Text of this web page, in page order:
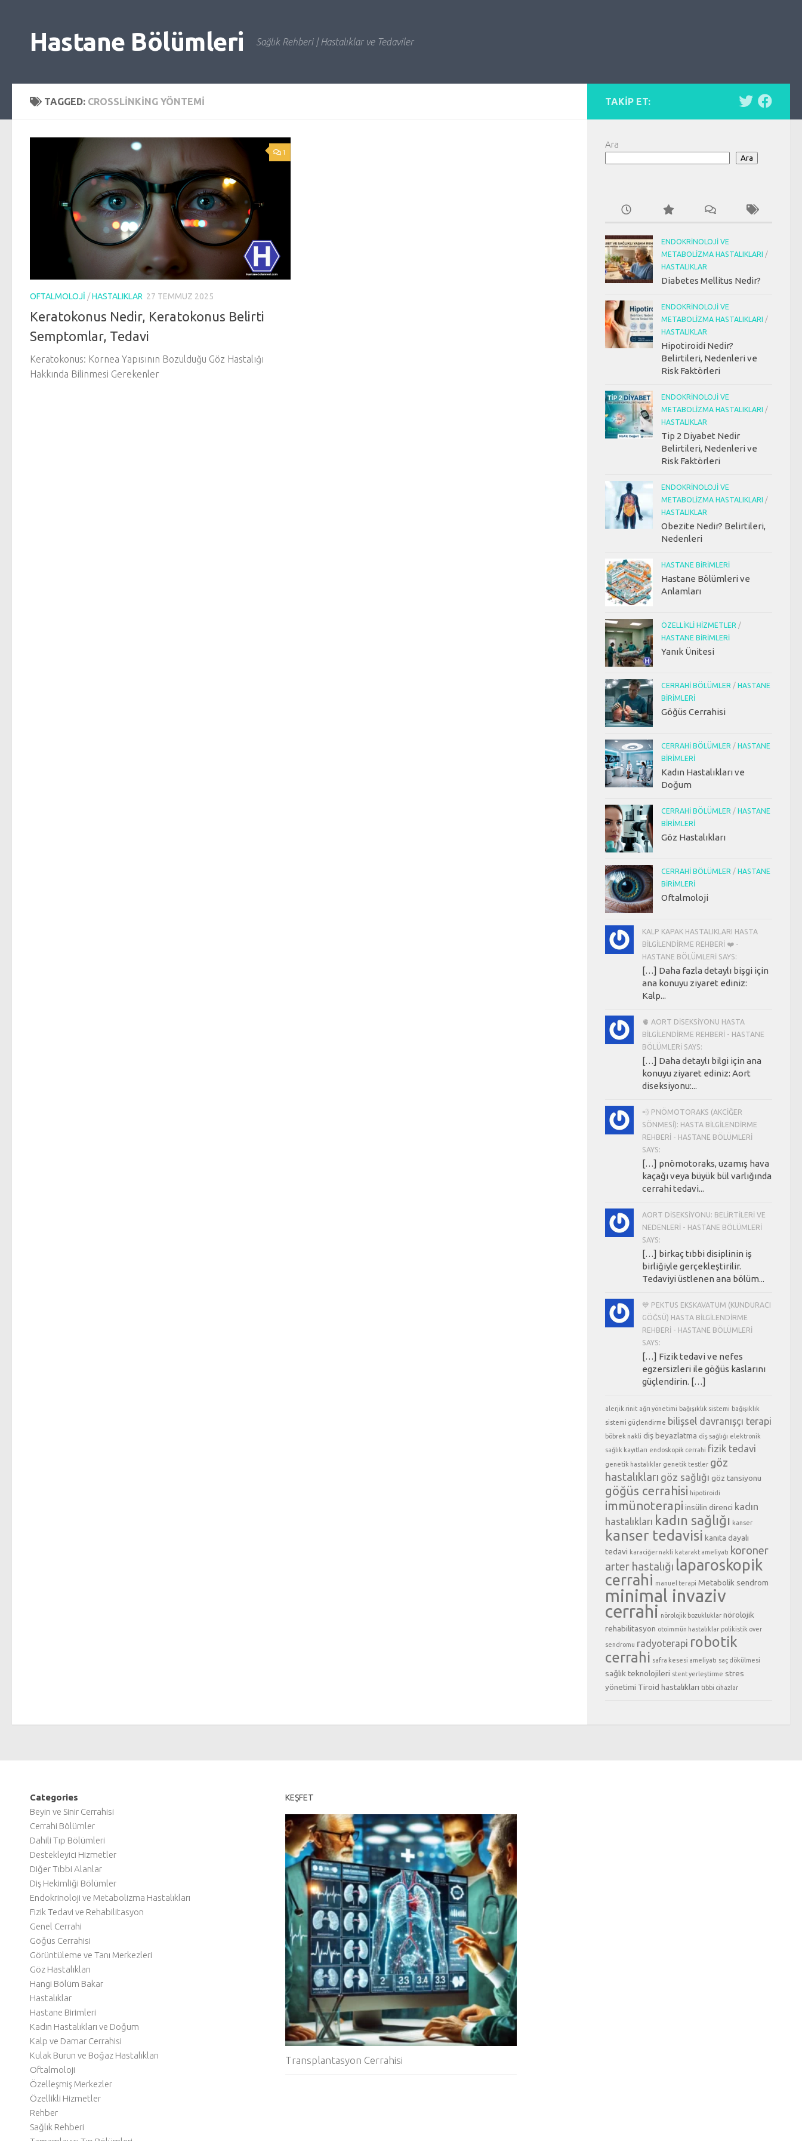
Hastane Bölümleri Sağlık Rehberi | Hastalıklar ve Tedaviler
TAGGED: CROSSLINKING YÖNTEMI
1
OFTALMOLOJI /HASTALIKLAR 27 TEMMUZ 2025
Keratokonus Nedir, Keratokonus Belirti
Semptomlar, Tedavi
Keratokonus: Kornea Yapısının Bozulduğu Göz Hastalığı
Hakkında Bilinmesi Gerekenler
TAKIP ET:
Ara
Ara
ENDOKRINOLOJI VE
METABOLIZMA HASTALIKLARI /
HASTALIKLAR
Diabetes Mellitus Nedir?
ENDOKRINOLOJI VE
METABOLIZMA HASTALIKLARI /
HASTALIKLAR
Hipotiroidi Nedir?
Belirtileri, Nedenleri ve
Risk Faktörleri
ENDOKRINOLOJI VE
METABOLIZMA HASTALIKLARI /
HASTALIKLAR
Tip 2 Diyabet Nedir
Belirtileri, Nedenleri ve
Risk Faktörleri
ENDOKRINOLOJI VE
METABOLIZMA HASTALIKLARI /
HASTALIKLAR
Obezite Nedir? Belirtileri,
Nedenleri
HASTANE BIRIMLERI
Hastane Bölümleri ve
Anlamları
ÖZELLIKLI HIZMETLER /
HASTANE BIRIMLERI
Yanık Ünitesi
CERRAHI BÖLÜMLER / HASTANE
BIRIMLERI
Göğüs Cerrahisi
CERRAHI BÖLÜMLER / HASTANE
BIRIMLERI
Kadın Hastalıkları ve
Doğum
CERRAHI BÖLÜMLER / HASTANE
BIRIMLERI
Göz Hastalıkları
CERRAHI BÖLÜMLER / HASTANE
BIRIMLERI
Oftalmoloji
KALP KAPAK HASTALIKLARI HASTA
BILGILENDIRME REHBERI ❤️ -
HASTANE BÖLÜMLERI SAYS:
[…] Daha fazla detaylı bişgi için
ana konuyu ziyaret ediniz:
Kalp...
🫀 AORT DISEKSIYONU HASTA
BILGILENDIRME REHBERI - HASTANE
BÖLÜMLERI SAYS:
[…] Daha detaylı bilgi için ana
konuyu ziyaret ediniz: Aort
diseksiyonu:...
💨 PNÖMOTORAKS (AKCIĞER
SÖNMESI): HASTA BILGILENDIRME
REHBERI - HASTANE BÖLÜMLERI
SAYS:
[…] pnömotoraks, uzamış hava
kaçağı veya büyük bül varlığında
cerrahi tedavi...
AORT DISEKSIYONU: BELIRTILERI VE
NEDENLERI - HASTANE BÖLÜMLERI
SAYS:
[…] birkaç tıbbi disiplinin iş
birliğiyle gerçekleştirilir.
Tedaviyi üstlenen ana bölüm...
💙 PEKTUS EKSKAVATUM (KUNDURACI
GÖĞSÜ) HASTA BILGILENDIRME
REHBERI - HASTANE BÖLÜMLERI
SAYS:
[…] Fizik tedavi ve nefes
egzersizleri ile göğüs kaslarını
güçlendirin. […]
alerjik rinit ağrı yönetimi bağışıklık sistemi bağışıklık
sistemi güçlendirme bilişsel davranışçı terapi
böbrek nakli diş beyazlatma diş sağlığı elektronik
sağlık kayıtları endoskopik cerrahi fizik tedavi
genetik hastalıklar genetik testler göz
hastalıkları göz sağlığı göz tansiyonu
göğüs cerrahisi hipotiroidi
immünoterapi insülin direnci kadın
hastalıkları kadın sağlığı kanser
kanser tedavisi kanıta dayalı
tedavi karaciğer nakli katarakt ameliyatı koroner
arter hastalığı laparoskopik
cerrahi manuel terapi Metabolik sendrom
minimal invaziv
cerrahi nörolojik bozukluklar nörolojik
rehabilitasyon otoimmün hastalıklar polikistik over
sendromu radyoterapi robotik
cerrahi safra kesesi ameliyatı saç dökülmesi
sağlık teknolojileri stent yerleştirme stres
yönetimi Tiroid hastalıkları tıbbi cihazlar
Categories
Beyin ve Sinir Cerrahisi
Cerrahi Bölümler
Dahili Tıp Bölümleri
Destekleyici Hizmetler
Diğer Tıbbi Alanlar
Diş Hekimliği Bölümler
Endokrinoloji ve Metabolizma Hastalıkları
Fizik Tedavi ve Rehabilitasyon
Genel Cerrahi
Göğüs Cerrahisi
Görüntüleme ve Tanı Merkezleri
Göz Hastalıkları
Hangi Bölüm Bakar
Hastalıklar
Hastane Birimleri
Kadın Hastalıkları ve Doğum
Kalp ve Damar Cerrahisi
Kulak Burun ve Boğaz Hastalıkları
Oftalmoloji
Özelleşmiş Merkezler
Özellikli Hizmetler
Rehber
Sağlık Rehberi
KEŞFET
Transplantasyon Cerrahisi